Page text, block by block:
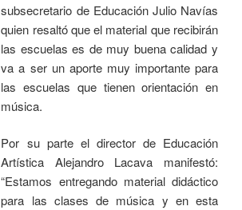
subsecretario de Educación Julio Navías
quien resaltó que el material que recibirán
las escuelas es de muy buena calidad y
va a ser un aporte muy importante para
las escuelas que tienen orientación en
música.
Por su parte el director de Educación
Artística Alejandro Lacava manifestó:
“Estamos entregando material didáctico
para las clases de música y en esta